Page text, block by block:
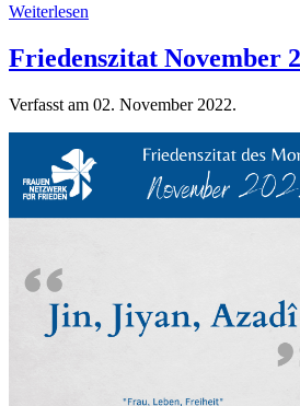
Weiterlesen
Friedenszitat November
Verfasst am 02. November 2022.